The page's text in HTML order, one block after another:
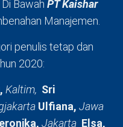
Di Bawah PT Kaishar
Manajemen.
penulis tetap dan
2020:
Kaltim, Sri
Ulfiana, Jawa
Jakarta Elsa,